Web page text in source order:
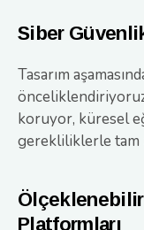
Siber
Tasarım
koruyor, küresel
gerekliliklerle tam
Platformları